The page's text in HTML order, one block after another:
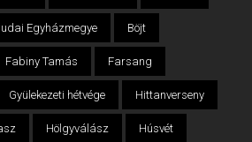
Egyházmegye Böjt
Fabiny Tamás Farsang
Gyülekezeti hétvége Hittanverseny
Hölgyválász Húsvét